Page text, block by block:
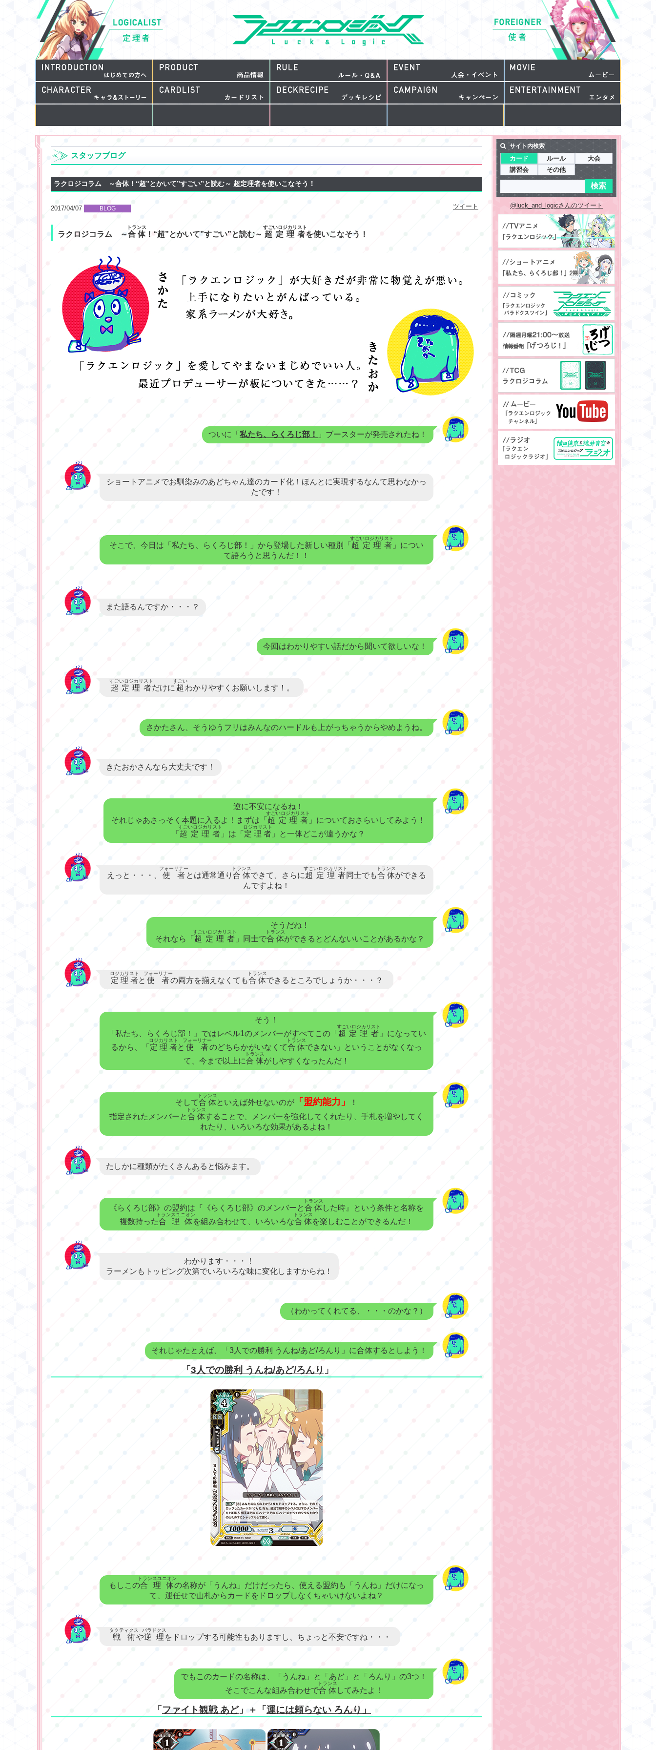
スタッフブログ
ラクロジコラム ～合体！“超”とかいて”すごい”と読む～ 超定理者を使いこなそう！
2017/04/07 BLOG ツイート
ラクロジコラム ～合体
トランス
！“超”とかいて”すごい”と読む～ 超定理者
すごいロジカリスト
を使いこなそう！
ついに「 私たち、らくろじ部！ 」ブースターが発売されたね！
ショートアニメでお馴染みのあどちゃん達のカード化！ほんとに実現するなんて思わなかっ
たです！
そこで、今日は「私たち、らくろじ部！」から登場した新しい種別「 超定理者
すごいロジカリスト
」につい
て語ろうと思うんだ！！
また語るんですか・・・？
今回はわかりやすい話だから聞いて欲しいな！
超定理者
すごいロジカリスト
だけに 超
すごい
わかりやすくお願いします！。
さかたさん、そうゆうフリはみんなのハードルも上がっちゃうからやめようね。
きたおかさんなら大丈夫です！
逆に不安になるね！
それじゃあさっそく本題に入るよ！まずは「 超定理者
すごいロジカリスト
」についておさらいしてみよう！
「 超定理者
すごいロジカリスト
」は「 定理者
ロジカリスト
」と一体どこが違うかな？
えっと・・・、 使者
フォーリナー
とは通常通り 合体
トランス
できて、さらに超定理者
すごいロジカリスト
同士でも合体
トランス
ができる
んですよね！
そうだね！
それなら「 超定理者
すごいロジカリスト
」同士で合体
トランス
ができるとどんないいことがあるかな？
定理者
ロジカリスト
と 使者
フォーリナー
の両方を揃えなくても合体
トランス
できるところでしょうか・・・？
そう！
「私たち、らくろじ部！」ではレベル1のメンバーがすべてこの「 超定理者
すごいロジカリスト
」になってい
るから、「 定理者
ロジカリスト
と 使者
フォーリナー
のどちらかがいなくて合体
トランス
できない」ということがなくなっ
て、今まで以上に合体
トランス
がしやすくなったんだ！
そして合体
トランス
といえば外せないのが 「盟約能力」
！
指定されたメンバーと合体
トランス
することで、メンバーを強化してくれたり、手札を増やしてく
れたり、いろいろな効果があるよね！
たしかに種類がたくさんあると悩みます。
《らくろじ部》の盟約は『《らくろじ部》のメンバーと合体
トランス
した時』という条件と名称を
複数持った合理体
トランスユニオン
を組み合わせて、いろいろな合体
トランス
を楽しむことができるんだ！
わかります・・・！
ラーメンもトッピング次第でいろいろな味に変化しますからね！
（わかってくれてる、・・・のかな？）
それじゃたとえば、「3人での勝利 うんね/あど/ろんり」に合体するとしよう！
「3人での勝利 うんね/あど/ろんり 」
もしこの合理体
トランスユニオン
の名称が「うんね」だけだったら、使える盟約も「うんね」だけになっ
て、運任せで山札からカードをドロップしなくちゃいけないよね？
戦術
タクティクス
や逆理
パラドクス
をドロップする可能性もありますし、ちょっと不安ですね・・・
でもこのカードの名称は、「うんね」と「あど」と「ろんり」の3つ！
そこでこんな組み合わせで合体
トランス
してみたよ！
「ファイト観戦 あど」＋「運には頼らない ろんり」
サイト内検索
カード ルール
大会
講習会
その他
@luck_and_logicさんのツイート